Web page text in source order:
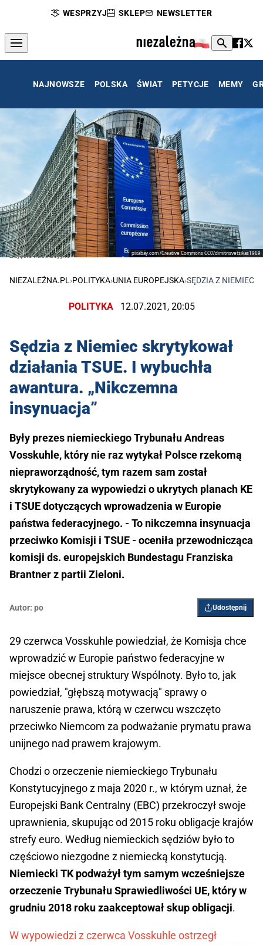
WESPRZYJ SKLEP NEWSLETTER
NAJNOWSZE POLSKA ŚWIAT PETYCJE MEMY
pixabay.com /Creative Commons CC0/dimitrisvetsikas1969
Zdjęcie ilustracyjne
NIEZALEŻNA.PL›POLITYKA›UNIA EUROPEJSKA›SĘDZIA Z NIEMIEC
POLITYKA 12.07.2021, 20:05
Sędzia z Niemiec skrytykował
działania TSUE. I wybuchła
awantura. „Nikczemna
insynuacja”
Były prezes niemieckiego Trybunału Andreas
Vosskuhle, który nie raz wytykał Polsce rzekomą
niepraworządność, tym razem sam został
skrytykowany za wypowiedzi o ukrytych planach KE
i TSUE dotyczących wprowadzenia w Europie
państwa federacyjnego. - To nikczemna insynuacja
przeciwko Komisji i TSUE - oceniła przewodnicząca
komisji ds. europejskich Bundestagu Franziska
Brantner z partii Zieloni.
Autor: po Udostępnij
29 czerwca Vosskuhle powiedział, że Komisja chce
wprowadzić w Europie państwo federacyjne w
miejsce obecnej struktury Wspólnoty. Było to, jak
powiedział, "głębszą motywacją" sprawy o
naruszenie prawa, którą w czerwcu wszczęto
przeciwko Niemcom za podważanie prymatu prawa
unijnego nad prawem krajowym.
Chodzi o orzeczenie niemieckiego Trybunału
Konstytucyjnego z maja 2020 r., w którym uznał, że
Europejski Bank Centralny (EBC) przekroczył swoje
uprawnienia, skupując od 2015 roku obligacje krajów
strefy euro. Według niemieckich sędziów było to
częściowo niezgodne z niemiecką konstytucją.
Niemiecki TK podważył tym samym wcześniejsze
orzeczenie Trybunału Sprawiedliwości UE, który w
grudniu 2018 roku zaakceptował skup obligacji.
W wypowiedzi z czerwca Vosskuhle ostrzegł